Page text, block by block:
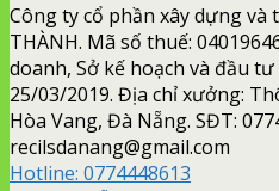
Công ty cổ phần xây dựng và
THÀNH. Mã số thuế:
doanh, Sở kế hoạch và đầu
25/03/2019. Địa chỉ xưởng:
Hòa Vang, Đà Nẵng. SĐT:
recilsdanang@gmail.com
Hotline: 0774448613